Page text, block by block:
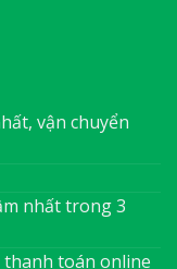
vận chuyển
nhất trong 3
toán online